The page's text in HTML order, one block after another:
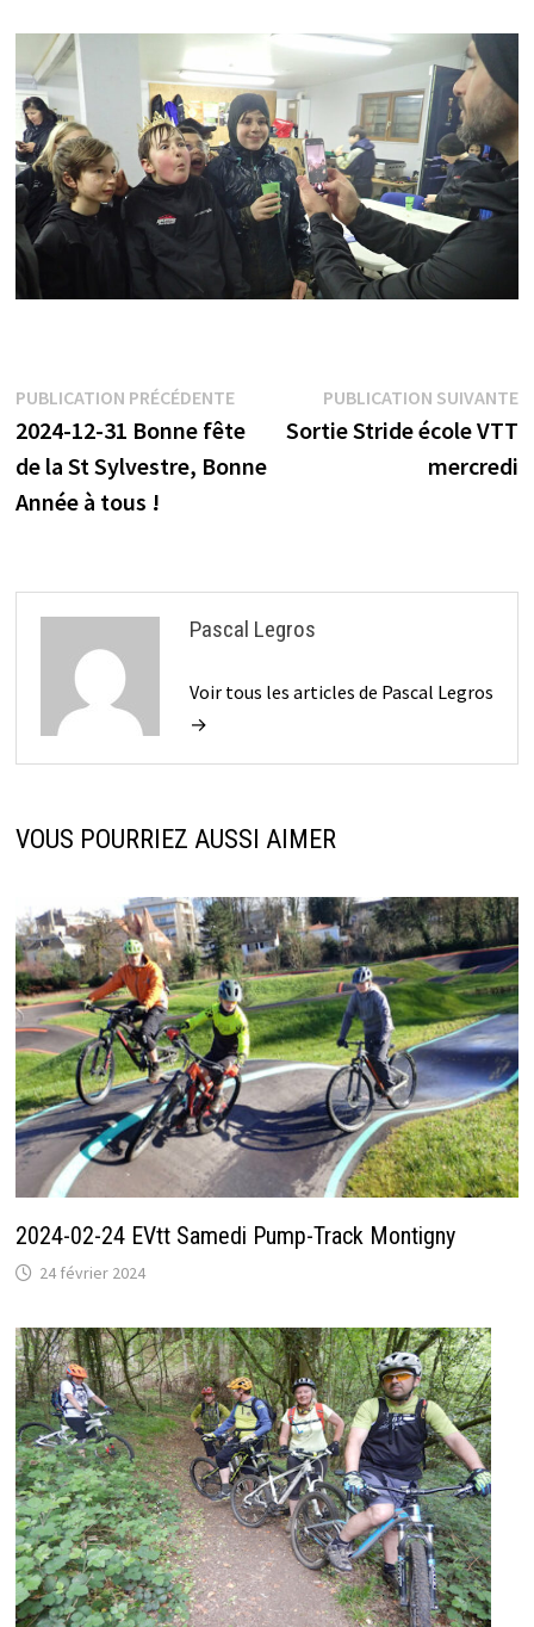
Navigation
de
l’article
PUBLICATION PRÉCÉDENTEPublication
précédente :
2024-12-31 Bonne fête
de la St Sylvestre, Bonne
Année à tous !
PUBLICATION SUIVANTE
Sortie Stride école VTT
mercredi
Pascal Legros
Voir tous les articles de Pascal Legros
→
VOUS POURRIEZ AUSSI AIMER
2024-02-24 EVtt Samedi Pump-Track Montigny
24 février 2024